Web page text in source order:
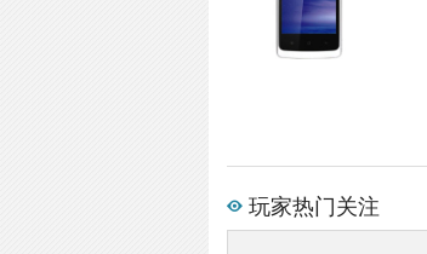
玩家热门关注